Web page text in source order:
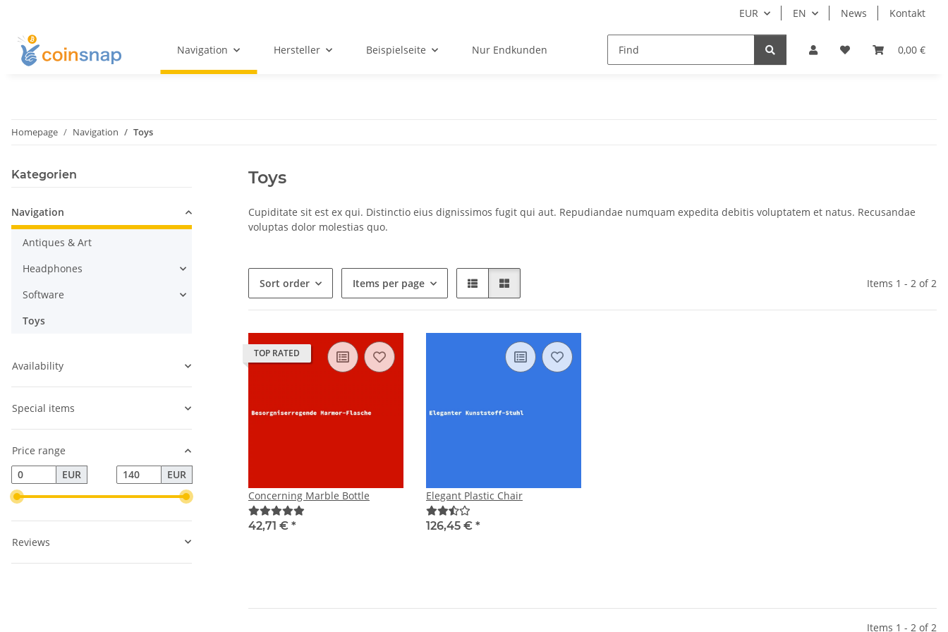
EUR EN News Kontakt
0,00 €
Navigation Hersteller Beispielseite Nur Endkunden
Homepage Navigation Toys
Toys
Cupiditate sit est ex qui. Distinctio eius dignissimos fugit qui aut. Repudiandae numquam expedita debitis voluptatem et natus. Recusandae
voluptas dolor molestias quo.
Sort order Items per page Items 1 - 2 of 2
TOP RATED
Concerning Marble Bottle
42,71 € *
Elegant Plastic Chair
126,45 € *
Items 1 - 2 of 2
Kategorien
Navigation
Antiques & Art
Headphones
Software
Toys
Availability
Special items
Price range
EUR
EUR
Reviews